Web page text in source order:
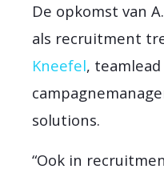
De opkomst van
als recruitment
Kneefel, teamlead
solutions.
“Ook in